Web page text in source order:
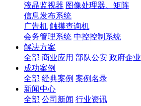
液晶监视器 图像处理器、矩阵
信息发布系统
广告机 触摸查询机
会务管理系统 中控控制系统
解决方案
全部 商业应用 部队公安 政府企业
成功案例
全部 经典案例 案例名录
新闻中心
全部 公司新闻 行业资讯